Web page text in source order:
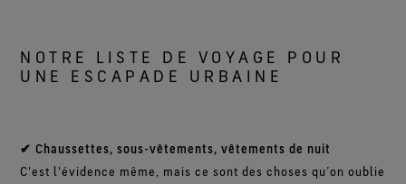
NOTRE LISTE DE VOYAGE POUR
UNE ESCAPADE URBAINE
✔ Chaussettes, sous-vêtements, vêtements de nuit
C'est l'évidence même, mais ce sont des choses qu’on oublie